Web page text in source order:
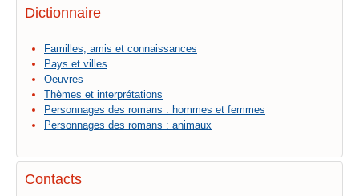
Dictionnaire
Familles, amis et connaissances
Pays et villes
Oeuvres
Thèmes et interprétations
Personnages des romans : hommes et femmes
Personnages des romans : animaux
Contacts